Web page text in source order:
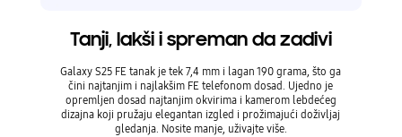
Tanji, lakši i spreman da zadivi
čini najtanjim i najlakšim FE telefonom dosad. Ujedno je
opremljen dosad najtanjim okvirima i kamerom lebdećeg
dizajna koji pružaju elegantan izgled i prožimajući doživljaj
gledanja. Nosite manje, uživajte više.